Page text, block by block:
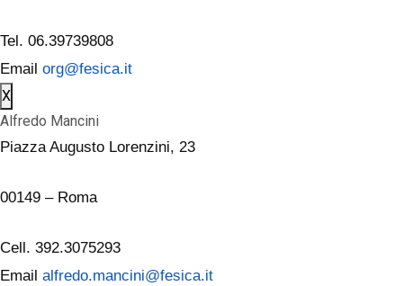
Tel. 06.39739808
Email org@fesica.it
X
Alfredo Mancini
Piazza Augusto Lorenzini, 23
00149 – Roma
Cell. 392.3075293
Email alfredo.mancini@fesica.it